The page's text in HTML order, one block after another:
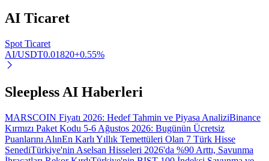
Uzun vadeli kâr ve esnek çıkarlar elde edin
Stake Etmeyi Öğrenin
Pasif gelir kazanma hakkında bilgi edinin
AI Ticaret
Spot Ticaret
AI/USDT0.01820+0.55%
Sleepless AI Haberleri
MARSCOIN Fiyatı 2026: Hedef Tahmin ve Piyasa AnaliziBinance
Kırmızı Paket Kodu 5-6 Ağustos 2026: Bugünün Ücretsiz
Puanlarını AlınEn Karlı Yıllık Temettüleri Olan 7 Türk Hisse
SenediTürkiye'nin Aselsan Hisseleri 2026'da %90 Arttı, Savunma